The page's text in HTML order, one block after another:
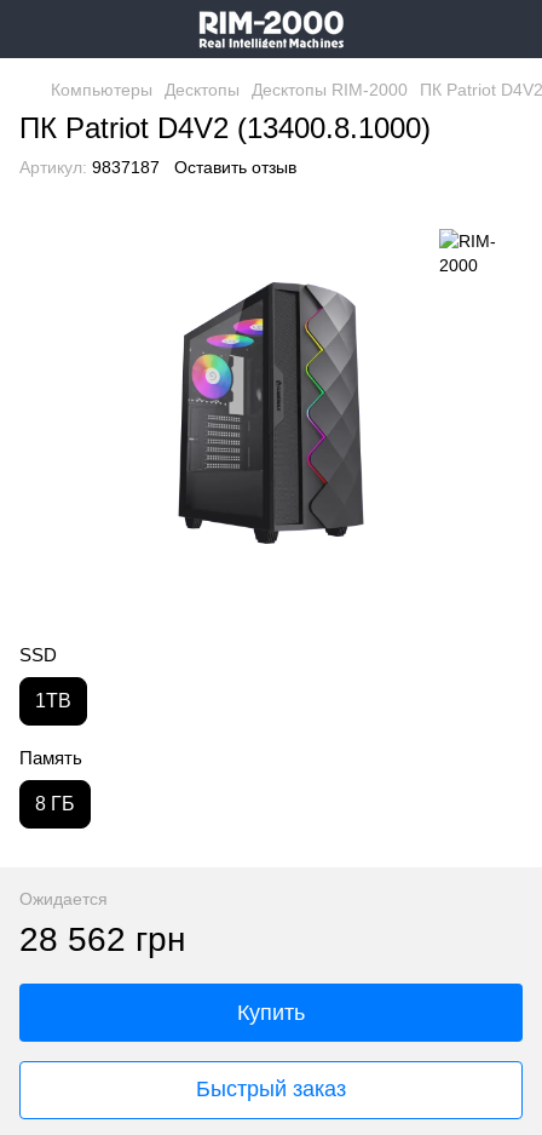
Компьютеры Десктопы Десктопы RIM-2000 ПК Patriot
ПК Patriot D4V2 (13400.8.1000)
Артикул: 9837187 Оставить отзыв
SSD
1TB
Память
8 ГБ
Ожидается
28 562 грн
Купить
Быстрый заказ